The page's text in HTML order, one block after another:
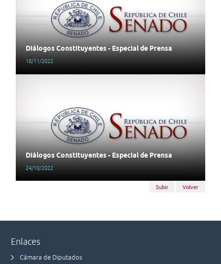
Diálogos Constituyentes - Especial de Prensa
18/11/2022
Diálogos Constituyentes - Especial de Prensa
24/10/2022
Subir Volver
Enlaces
Cámara de Diputados